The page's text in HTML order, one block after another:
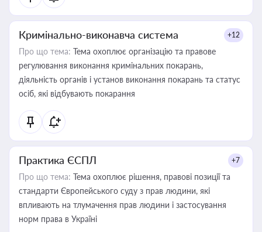
Кримінально-виконавча система +12
Про що тема: Тема охоплює організацію та правове
регулювання виконання кримінальних покарань,
діяльність органів і установ виконання покарань та статус
осіб, які відбувають покарання
Практика ЄСПЛ +7
Про що тема: Тема охоплює рішення, правові позиції та
стандарти Європейського суду з прав людини, які
впливають на тлумачення прав людини і застосування
норм права в Україні